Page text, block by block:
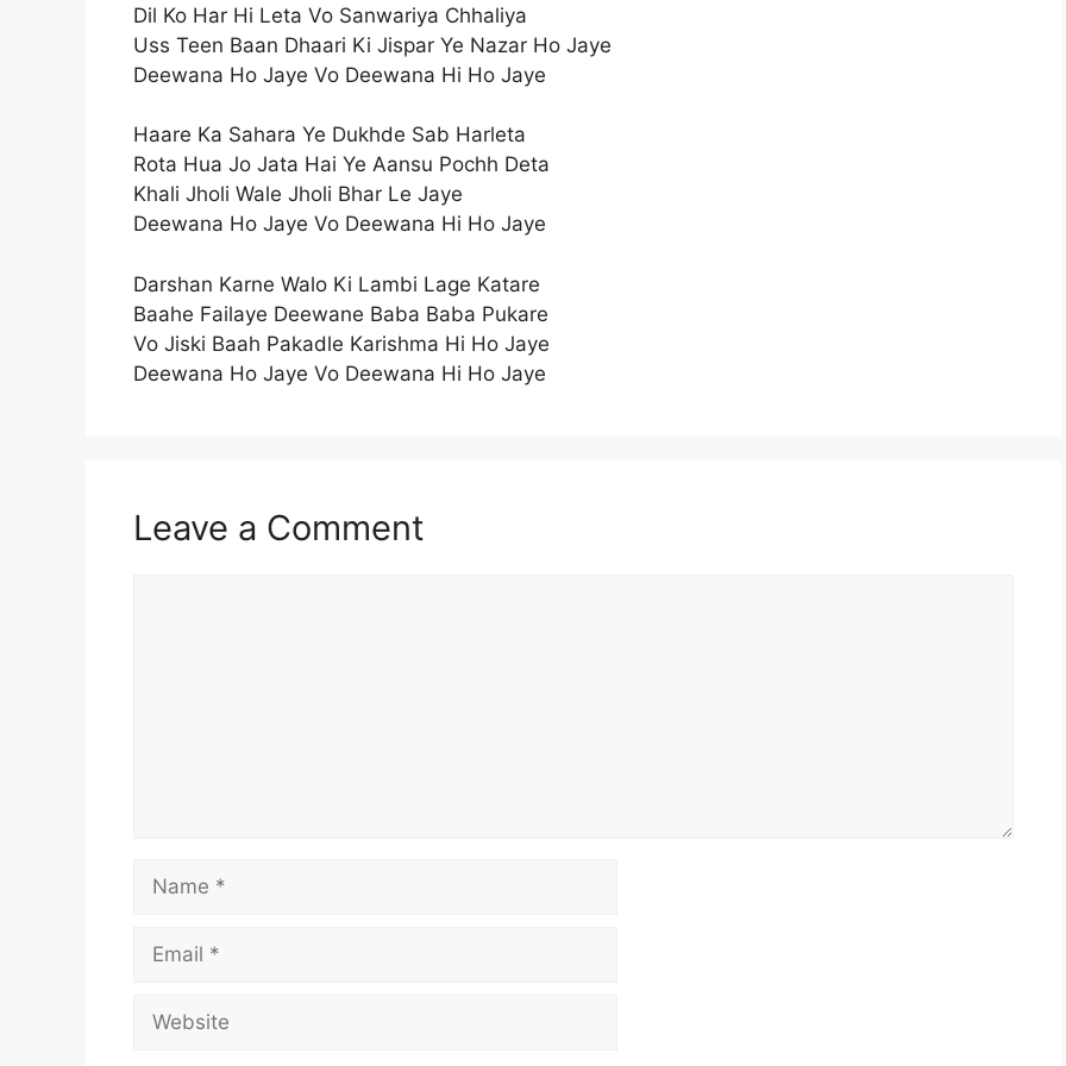
Dil Ko Har Hi Leta Vo Sanwariya Chhaliya
Uss Teen Baan Dhaari Ki Jispar Ye Nazar Ho Jaye
Deewana Ho Jaye Vo Deewana Hi Ho Jaye
Haare Ka Sahara Ye Dukhde Sab Harleta
Rota Hua Jo Jata Hai Ye Aansu Pochh Deta
Khali Jholi Wale Jholi Bhar Le Jaye
Deewana Ho Jaye Vo Deewana Hi Ho Jaye
Darshan Karne Walo Ki Lambi Lage Katare
Baahe Failaye Deewane Baba Baba Pukare
Vo Jiski Baah Pakadle Karishma Hi Ho Jaye
Deewana Ho Jaye Vo Deewana Hi Ho Jaye
Leave a Comment